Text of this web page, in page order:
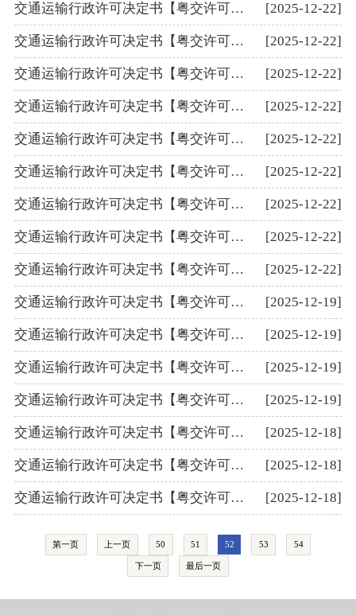
交通运输行政许可决定书【粤交许可（航评）〔2025〕680号】 [2025-12-22]
交通运输行政许可决定书【粤交许可（航标）〔2025〕681号】 [2025-12-22]
交通运输行政许可决定书【粤交许可（港安）〔2025〕675号】 [2025-12-22]
交通运输行政许可决定书【粤交许可（航评）〔2025〕682号】 [2025-12-22]
交通运输行政许可决定书【粤交许可（航标）〔2025〕667号】 [2025-12-22]
交通运输行政许可决定书【粤交许可（航评）〔2025〕678号】 [2025-12-22]
交通运输行政许可决定书【粤交许可（航评）〔2025〕679号】 [2025-12-22]
交通运输行政许可决定书【粤交许可（航施）〔2025〕674号】 [2025-12-22]
交通运输行政许可决定书【粤交许可（养资）〔2025〕677号】 [2025-12-22]
交通运输行政许可决定书【粤交许可（航评）〔2025〕673号】 [2025-12-19]
交通运输行政许可决定书【粤交许可（港安）〔2025〕666号】 [2025-12-19]
交通运输行政许可决定书【粤交许可（公施）〔2025〕670号】 [2025-12-19]
交通运输行政许可决定书【粤交许可（公施）〔2025〕671号】 [2025-12-19]
交通运输行政许可决定书【粤交许可（航评）〔2025〕664号】 [2025-12-18]
交通运输行政许可决定书【粤交许可（公施）〔2025〕669号】 [2025-12-18]
交通运输行政许可决定书【粤交许可（港安）〔2025〕665号】 [2025-12-18]
第一页 上一页 50 51 52 53 54
下一页 最后一页